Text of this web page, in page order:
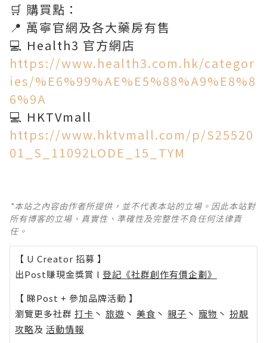
🛒 購買點：
📍 萬寧官網及各大藥房有售
💻 Health3 官方網店
https://www.health3.com.hk/categor
ies/%E6%99%AE%E5%88%A9%E8%8
6%9A
💻 HKTVmall
https://www.hktvmall.com/p/S25520
01_S_11092LODE_15_TYM
*本站之內容由作者所提供，並不代表本站的立場。因此本站對
所有博客的立場、真實性、準確性及完整性不負任何法律責
任。
【 U Creator 招募 】
出Post賺現金獎賞 l 登記《社群創作有價企劃》
【 睇Post + 參加品牌活動 】
瀏覽更多社群 打卡 丶 旅遊 丶 美食 丶 親子 丶 寵物 丶 扮靚
攻略及 活動情報